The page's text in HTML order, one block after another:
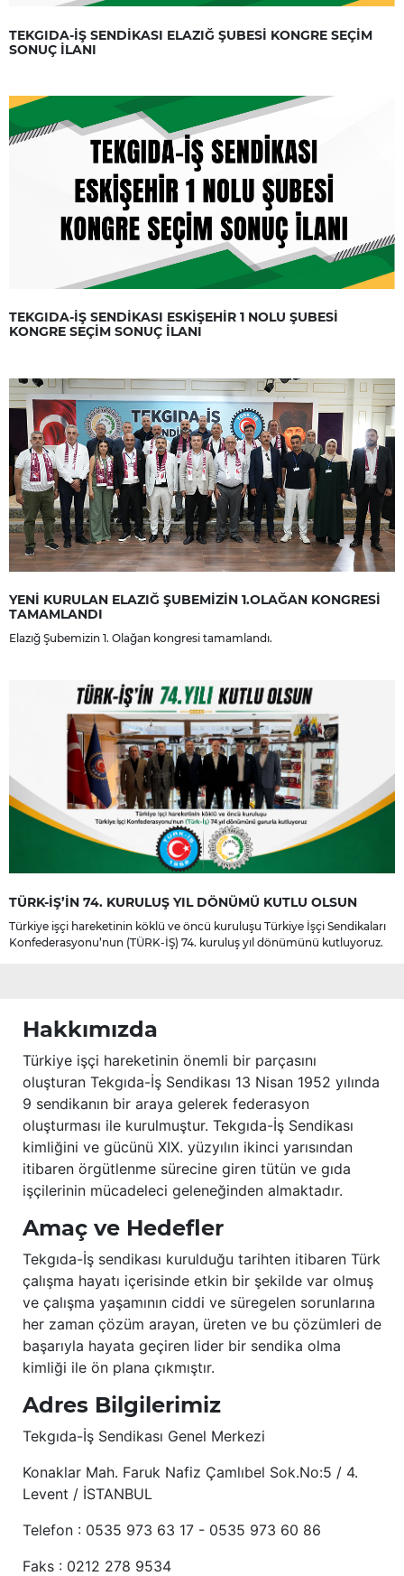
TEKGIDA-İŞ SENDİKASI ELAZIĞ ŞUBESİ KONGRE SEÇİM
SONUÇ İLANI
TEKGIDA-İŞ SENDİKASI ESKİŞEHİR 1 NOLU ŞUBESİ
KONGRE SEÇİM SONUÇ İLANI
YENİ KURULAN ELAZIĞ ŞUBEMİZİN 1.OLAĞAN KONGRESİ
TAMAMLANDI
Elazığ Şubemizin 1. Olağan kongresi tamamlandı.
TÜRK-İŞ’İN 74. KURULUŞ YIL DÖNÜMÜ KUTLU OLSUN
Türkiye işçi hareketinin köklü ve öncü kuruluşu Türkiye İşçi Sendikaları
Konfederasyonu’nun (TÜRK-İŞ) 74. kuruluş yıl dönümünü kutluyoruz.
Hakkımızda
Türkiye işçi hareketinin önemli bir parçasını
oluşturan Tekgıda-İş Sendikası 13 Nisan 1952 yılında
9 sendikanın bir araya gelerek federasyon
oluşturması ile kurulmuştur. Tekgıda-İş Sendikası
kimliğini ve gücünü XIX. yüzyılın ikinci yarısından
itibaren örgütlenme sürecine giren tütün ve gıda
işçilerinin mücadeleci geleneğinden almaktadır.
Amaç ve Hedefler
Tekgıda-İş sendikası kurulduğu tarihten itibaren Türk
çalışma hayatı içerisinde etkin bir şekilde var olmuş
ve çalışma yaşamının ciddi ve süregelen sorunlarına
her zaman çözüm arayan, üreten ve bu çözümleri de
başarıyla hayata geçiren lider bir sendika olma
kimliği ile ön plana çıkmıştır.
Adres Bilgilerimiz
Tekgıda-İş Sendikası Genel Merkezi
Konaklar Mah. Faruk Nafiz Çamlıbel Sok.No:5 / 4.
Levent / İSTANBUL
Telefon : 0535 973 63 17 - 0535 973 60 86
Faks : 0212 278 9534